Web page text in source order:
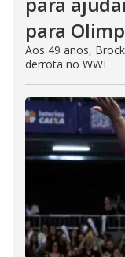
para
Aos 49 anos,
derrota no WWE